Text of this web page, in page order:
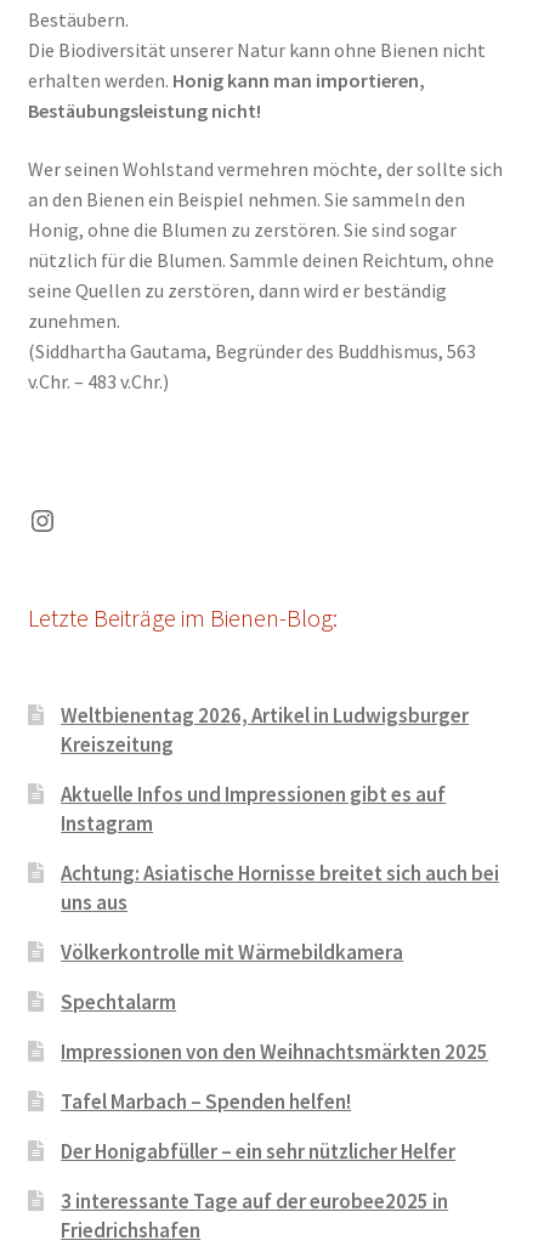
Bestäubern.
Die Biodiversität unserer Natur kann ohne Bienen nicht
erhalten werden. Honig kann man importieren,
Bestäubungsleistung nicht!
Wer seinen Wohlstand vermehren möchte, der sollte sich
an den Bienen ein Beispiel nehmen. Sie sammeln den
Honig, ohne die Blumen zu zerstören. Sie sind sogar
nützlich für die Blumen. Sammle deinen Reichtum, ohne
seine Quellen zu zerstören, dann wird er beständig
zunehmen.
(Siddhartha Gautama, Begründer des Buddhismus, 563
v.Chr. – 483 v.Chr.)
Instagram
Letzte Beiträge im Bienen-Blog:
Weltbienentag 2026, Artikel in Ludwigsburger
Kreiszeitung
Aktuelle Infos und Impressionen gibt es auf
Instagram
Achtung: Asiatische Hornisse breitet sich auch bei
uns aus
Völkerkontrolle mit Wärmebildkamera
Spechtalarm
Impressionen von den Weihnachtsmärkten 2025
Tafel Marbach – Spenden helfen!
Der Honigabfüller – ein sehr nützlicher Helfer
3 interessante Tage auf der eurobee2025 in
Friedrichshafen